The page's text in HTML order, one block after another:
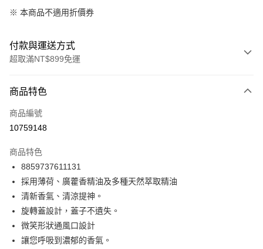
※ 本商品不適用折價券
付款與運送方式
超取滿NT$899免運
信用卡一次付款
信用卡分期付款
合作金庫商業銀行
華南商業銀行
上海商業儲蓄銀行
台北富邦商業銀行
國泰世華商業銀行
臺灣中小企業銀行
匯豐（台灣）商業銀行
聯邦商業銀行
元大商業銀行
LINE Pay
Apple Pay
街口支付
商品特色
商品編號
10759148
商品特色
8859737611131
採用薄荷、廣藿香精油及多種天然萃取精油
清新香氣、清涼提神。
旋轉蓋設計，蓋子不遺失。
微笑形狀通風口設計
讓您呼吸到濃郁的香氣。